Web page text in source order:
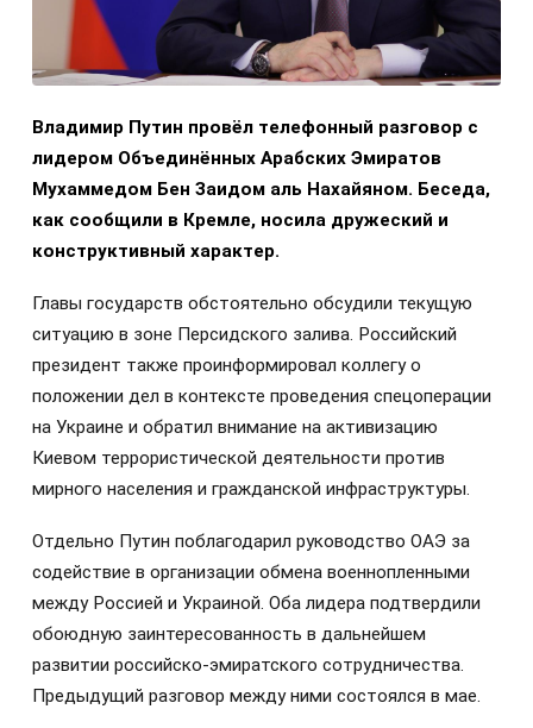
Владимир Путин провёл телефонный разговор с
лидером Объединённых Арабских Эмиратов
Мухаммедом Бен Заидом аль Нахайяном. Беседа,
как сообщили в Кремле, носила дружеский и
конструктивный характер.
Главы государств обстоятельно обсудили текущую
ситуацию в зоне Персидского залива. Российский
президент также проинформировал коллегу о
положении дел в контексте проведения спецоперации
на Украине и обратил внимание на активизацию
Киевом террористической деятельности против
мирного населения и гражданской инфраструктуры.
Отдельно Путин поблагодарил руководство ОАЭ за
содействие в организации обмена военнопленными
между Россией и Украиной. Оба лидера подтвердили
обоюдную заинтересованность в дальнейшем
развитии российско-эмиратского сотрудничества.
Предыдущий разговор между ними состоялся в мае.